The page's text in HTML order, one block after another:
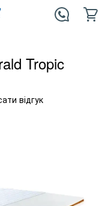
Tropic
відгук